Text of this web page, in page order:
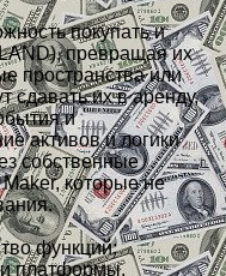
покупать и
превращая их
пространства или
сдавать их в аренду,
и
активов и логики
собственные
которые не
функций:
платформы,